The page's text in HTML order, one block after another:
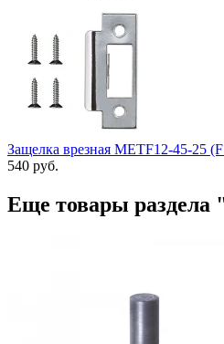
Защелка врезная METF12-45-25
540 руб.
Еще товары раздела